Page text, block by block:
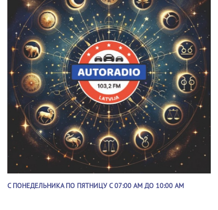
С ПОНЕДЕЛЬНИКА ПО ПЯТНИЦУ С 07:00 AM ДО 10:00 AM